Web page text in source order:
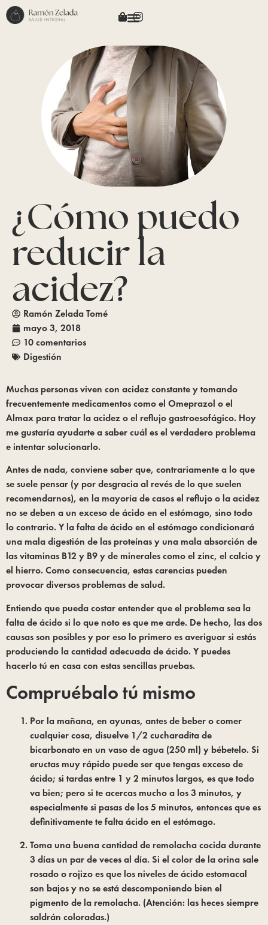
¿Cómo puedo
reducir la
acidez?
Ramón Zelada Tomé
mayo 3, 2018
10 comentarios
Digestión
Muchas personas viven con acidez constante y tomando
frecuentemente medicamentos como el Omeprazol o el
Almax para tratar la acidez o el reflujo gastroesofágico. Hoy
me gustaría ayudarte a saber cuál es el verdadero problema
e intentar solucionarlo.
Antes de nada, conviene saber que, contrariamente a lo que
se suele pensar (y por desgracia al revés de lo que suelen
recomendarnos), en la mayoría de casos el reflujo o la acidez
no se deben a un exceso de ácido en el estómago, sino todo
lo contrario. Y la falta de ácido en el estómago condicionará
una mala digestión de las proteínas y una mala absorción de
las vitaminas B12 y B9 y de minerales como el zinc, el calcio y
el hierro. Como consecuencia, estas carencias pueden
provocar diversos problemas de salud.
Entiendo que pueda costar entender que el problema sea la
falta de ácido si lo que noto es que me arde. De hecho, las dos
causas son posibles y por eso lo primero es averiguar si estás
produciendo la cantidad adecuada de ácido. Y puedes
hacerlo tú en casa con estas sencillas pruebas.
Compruébalo tú mismo
Por la mañana, en ayunas, antes de beber o comer
cualquier cosa, disuelve 1/2 cucharadita de
bicarbonato en un vaso de agua (250 ml) y bébetelo. Si
eructas muy rápido puede ser que tengas exceso de
ácido; si tardas entre 1 y 2 minutos largos, es que todo
va bien; pero si te acercas mucho a los 3 minutos, y
especialmente si pasas de los 5 minutos, entonces que es
definitivamente te falta ácido en el estómago.
Toma una buena cantidad de remolacha cocida durante
3 días un par de veces al día. Si el color de la orina sale
rosado o rojizo es que los niveles de ácido estomacal
son bajos y no se está descomponiendo bien el
pigmento de la remolacha. (Atención: las heces siempre
saldrán coloradas.)